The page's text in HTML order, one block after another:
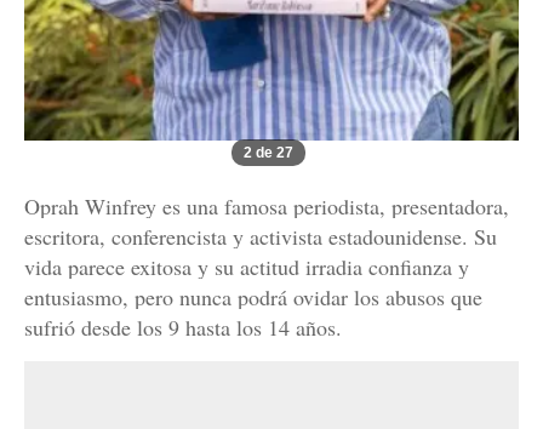
2 de 27
Oprah Winfrey es una famosa periodista, presentadora,
escritora, conferencista y activista estadounidense. Su
vida parece exitosa y su actitud irradia confianza y
entusiasmo, pero nunca podrá ovidar los abusos que
sufrió desde los 9 hasta los 14 años.